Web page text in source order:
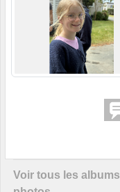
Voir tous les albums